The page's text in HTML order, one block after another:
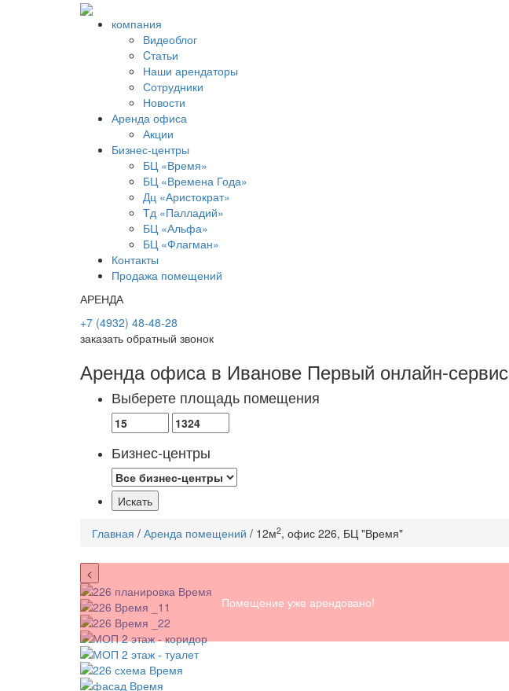
компания
Видеоблог
Cтатьи
Наши арендаторы
Сотрудники
Новости
Аренда офиса
Акции
Бизнес-центры
БЦ «Время»
БЦ «Времена Года»
Дц «Аристократ»
Тд «Палладий»
БЦ «Альфа»
БЦ «Флагман»
Контакты
Продажа помещений
АРЕНДА
+7 (4932) 48-48-28
заказать обратный звонок
Аренда офиса в Иванове Первый онлайн-сервис
Выберете площадь помещения
Бизнес-центры
Главная / Аренда помещений / 12м2, офис 226, БЦ "Время"
Помещение уже арендовано!
<